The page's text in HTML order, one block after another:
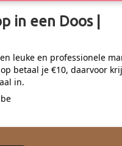
in een Doos |
leuke en professionele
betaal je €10, daarvoor
in.